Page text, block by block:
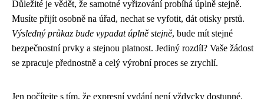
Důležité je vědět, že samotné vyřizování probíhá úplně stejně.
Musíte přijít osobně na úřad, nechat se vyfotit, dát otisky prstů.
Výsledný průkaz bude vypadat úplně stejně, bude mít stejné
bezpečnostní prvky a stejnou platnost. Jediný rozdíl? Vaše žádost
se zpracuje přednostně a celý výrobní proces se zrychlí.
Jen počítejte s tím, že expresní vydání není vždycky dostupné.